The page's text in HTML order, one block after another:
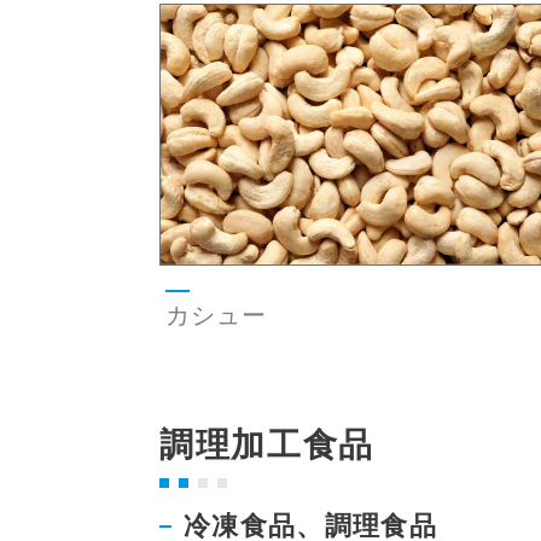
カシュー
調理加工食品
冷凍食品、調理食品